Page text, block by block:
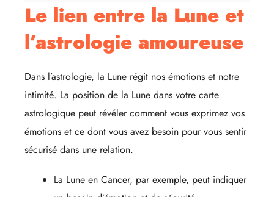
Le lien entre la Lune et
l’astrologie amoureuse
Dans l’astrologie, la Lune régit nos émotions et notre
intimité. La position de la Lune dans votre carte
astrologique peut révéler comment vous exprimez vos
émotions et ce dont vous avez besoin pour vous sentir
sécurisé dans une relation.
La Lune en Cancer, par exemple, peut indiquer